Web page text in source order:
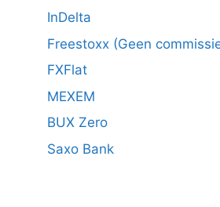
InDelta
Freestoxx (Geen
FXFlat
MEXEM
BUX Zero
Saxo Bank